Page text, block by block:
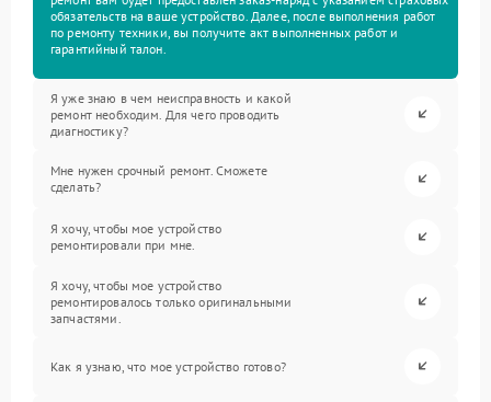
обязательств на ваше устройство. Далее, после выполнения работ
по ремонту техники, вы получите акт выполненных работ и
гарантийный талон.
Я уже знаю в чем неисправность и какой
ремонт необходим. Для чего проводить
диагностику?
Мне нужен срочный ремонт. Сможете
сделать?
Я хочу, чтобы мое устройство
ремонтировали при мне.
Я хочу, чтобы мое устройство
ремонтировалось только оригинальными
запчастями.
Как я узнаю, что мое устройство готово?